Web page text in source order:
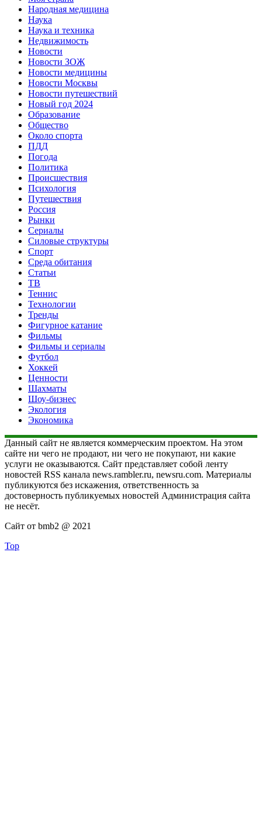
Народная медицина
Наука
Наука и техника
Недвижимость
Новости
Новости ЗОЖ
Новости медицины
Новости Москвы
Новости путешествий
Новый год 2024
Образование
Общество
Около спорта
ПДД
Погода
Политика
Происшествия
Психология
Путешествия
Россия
Рынки
Сериалы
Силовые структуры
Спорт
Среда обитания
Статьи
ТВ
Теннис
Технологии
Тренды
Фигурное катание
Фильмы
Фильмы и сериалы
Футбол
Хоккей
Ценности
Шахматы
Шоу-бизнес
Экология
Экономика
Данный сайт не является коммерческим проектом. На этом
сайте ни чего не продают, ни чего не покупают, ни какие
услуги не оказываются. Сайт представляет собой ленту
новостей RSS канала news.rambler.ru, newsru.com. Материалы
публикуются без искажения, ответственность за
достоверность публикуемых новостей Администрация сайта
не несёт.
Сайт от bmb2 @ 2021
Top